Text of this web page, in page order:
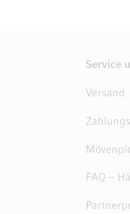
Service
Versand
FAQ –